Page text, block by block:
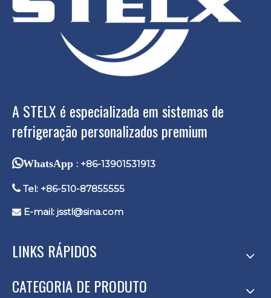
A STELX é especializada em sistemas de
refrigeração personalizados premium
WhatsApp : +86-13901531913
 Tel: +86-510-87855555
 E-mail: jsstl@sina.com
LINKS RÁPIDOS
CATEGORIA DE PRODUTO